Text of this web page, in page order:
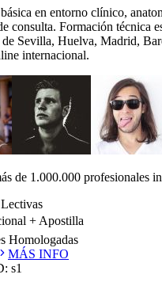
en entorno clínico,
consulta. Formación técnica
Sevilla, Huelva, Madrid,
internacional.
de 1.000.000 profesionales
+ Apostilla
Homologadas
MÁS INFO
s1